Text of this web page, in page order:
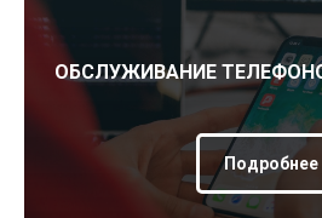
ОБСЛУЖИВАНИЕ
Подробнее